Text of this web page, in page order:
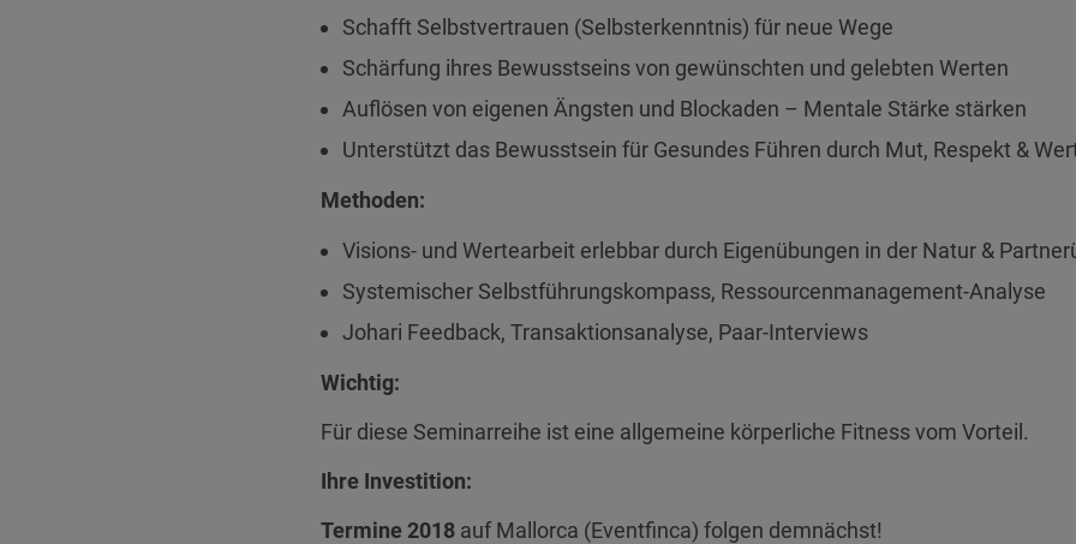
Schafft Selbstvertrauen (Selbsterkenntnis) für neue Wege
Schärfung ihres Bewusstseins von gewünschten und gelebten Werten
Auflösen von eigenen Ängsten und Blockaden – Mentale Stärke stärken
Unterstützt das Bewusstsein für Gesundes Führen durch Mut, Respekt &
Methoden:
Visions- und Wertearbeit erlebbar durch Eigenübungen in der Natur &
Systemischer Selbstführungskompass, Ressourcenmanagement-Analyse
Johari Feedback, Transaktionsanalyse, Paar-Interviews
Wichtig:
Für diese Seminarreihe ist eine allgemeine körperliche Fitness vom Vorteil.
Ihre Investition:
Termine 2018 auf Mallorca (Eventfinca) folgen demnächst!